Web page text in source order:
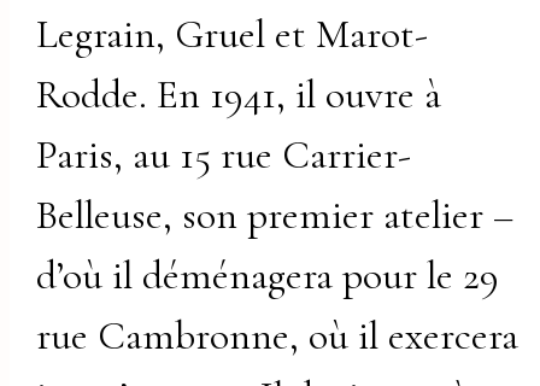
Legrain, Gruel et Marot-
Rodde. En 1941, il ouvre à
Paris, au 15 rue Carrier-
Belleuse, son premier atelier –
d’où il déménagera pour le 29
rue Cambronne, où il exercera